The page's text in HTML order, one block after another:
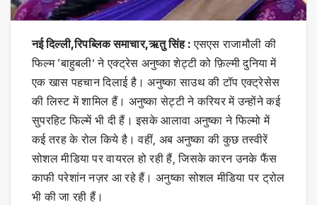
नई दिल्ली,रिपब्लिक समाचार,ऋतु सिंह :एसएस राजामौली की
फिल्म ‘बाहुबली’ ने एक्ट्रेस अनुष्का शेट्टी को फ़िल्मी दुनिया में
एक खास पहचान दिलाई है। अनुष्का साउथ की टॉप एक्ट्रेसेस
की लिस्ट में शामिल हैं। अनुष्का सेट्टी ने करियर में उन्होंने कई
सुपरहिट फिल्में भी दी हैं। इसके आलावा अनुष्का ने फिल्मो में
कई तरह के रोल किये है। वहीं, अब अनुष्का की कुछ तस्वीरें
सोशल मीडिया पर वायरल हो रही हैं, जिसके कारन उनके फैंस
काफी परेशांन नज़र आ रहे हैं। अनुष्का सोशल मीडिया पर ट्रोल
भी की जा रही हैं।